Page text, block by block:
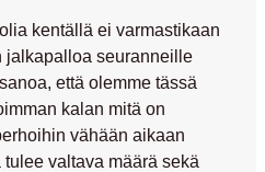
kentällä ei varmastikaan
jalkapalloa seuranneille
että olemme tässä
kalan mitä on
vähään aikaan
valtava määrä sekä